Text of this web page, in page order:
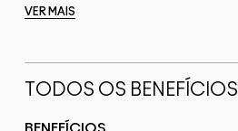
VER MAIS
TODOS OS BENEFÍCIOS